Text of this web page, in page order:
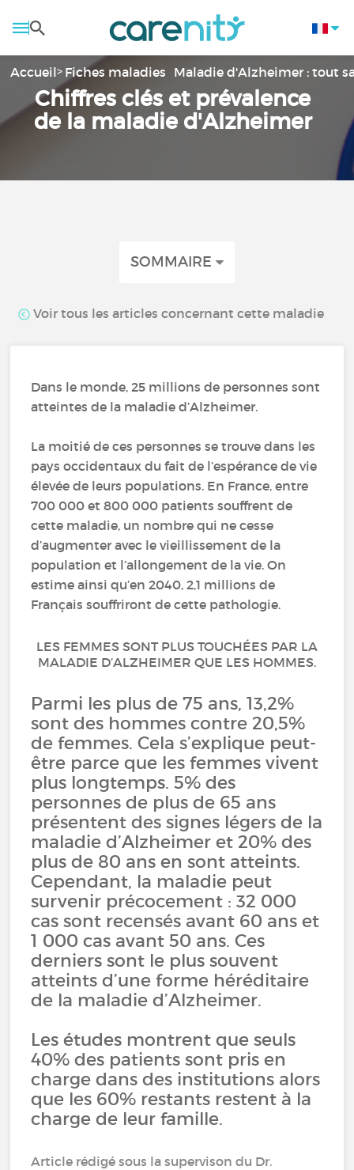
Accueil Fiches maladies Maladie d'Alzheimer : tout
Chiffres clés et prévalence
de la maladie d'Alzheimer
SOMMAIRE
Voir tous les articles concernant cette maladie
Dans le monde, 25 millions de personnes sont
atteintes de la maladie d’Alzheimer.
La moitié de ces personnes se trouve dans les
pays occidentaux du fait de l’espérance de vie
élevée de leurs populations. En France, entre
700 000 et 800 000 patients souffrent de
cette maladie, un nombre qui ne cesse
d’augmenter avec le vieillissement de la
population et l’allongement de la vie. On
estime ainsi qu’en 2040, 2,1 millions de
Français souffriront de cette pathologie.
LES FEMMES SONT PLUS TOUCHÉES PAR LA
MALADIE D’ALZHEIMER QUE LES HOMMES.
Parmi les plus de 75 ans, 13,2%
sont des hommes contre 20,5%
de femmes. Cela s’explique peut-
être parce que les femmes vivent
plus longtemps. 5% des
personnes de plus de 65 ans
présentent des signes légers de la
maladie d’Alzheimer et 20% des
plus de 80 ans en sont atteints.
Cependant, la maladie peut
survenir précocement : 32 000
cas sont recensés avant 60 ans et
1 000 cas avant 50 ans. Ces
derniers sont le plus souvent
atteints d’une forme héréditaire
de la maladie d’Alzheimer.
Les études montrent que seuls
40% des patients sont pris en
charge dans des institutions alors
que les 60% restants restent à la
charge de leur famille.
Article rédigé sous la supervison du Dr.